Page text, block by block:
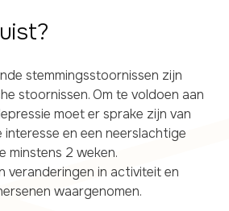
stemmingsstoornissen zijn
stoornissen. Om te voldoen aan
moet er sprake zijn van
interesse en een neerslachtige
minstens 2 weken.
veranderingen in activiteit en
waargenomen.